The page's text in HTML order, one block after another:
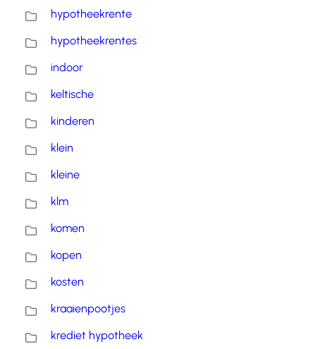
hypotheekrente
hypotheekrentes
indoor
keltische
kinderen
klein
kleine
klm
komen
kopen
kosten
kraaienpootjes
krediet hypotheek